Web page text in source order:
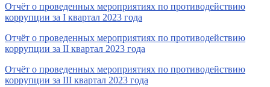
Отчёт о проведенных мероприятиях по противодействию
коррупции за I квартал 2023 года
Отчёт о проведенных мероприятиях по противодействию
коррупции за II квартал 2023 года
Отчёт о проведенных мероприятиях по противодействию
коррупции за III квартал 2023 года